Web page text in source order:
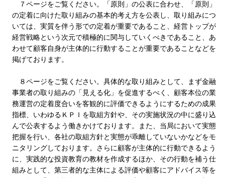
７ページをご覧ください。「原則」の公表に合わせ、「原則」
の定着に向けた取り組みの基本的考え方を公表し、取り組みにつ
いては、実質を伴う形での定着が重要であること、経営トップが
経営戦略という次元で積極的に関与していくべきであること、あ
わせて顧客自身が主体的に行動することが重要であることなどを
掲げております。
８ページをご覧ください。具体的な取り組みとして、まず金融
事業者の取り組みの「見える化」を促進するべく、顧客本位の業
務運営の定着度合いを客観的に評価できるようにするための成果
指標、いわゆるＫＰＩを取組方針や、その実施状況の中に盛り込
んで公表するよう働きかけております。また、当局において実態
把握を行い、各社の取組方針と実態が乖離していないかなどをモ
ニタリングしております。さらに顧客が主体的に行動できるよう
に、実践的な投資教育の教材を作成するほか、その行動を補う仕
組みとして、第三者的な主体による評価や顧客にアドバイス等を